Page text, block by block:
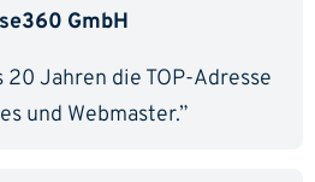
GmbH
20 Jahren die TOP-Adresse
und Webmaster.”